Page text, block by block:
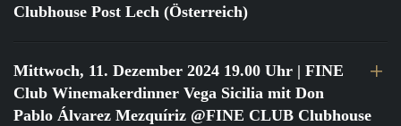
Clubhouse Post Lech (Österreich)
Mittwoch, 11. Dezember 2024 19.00 Uhr | FINE
Club Winemakerdinner Vega Sicilia mit Don
Pablo Álvarez Mezquíriz @FINE CLUB Clubhouse